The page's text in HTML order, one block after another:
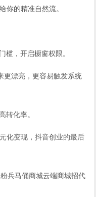
你的精准自然流。
槛，开启橱窗权限。
更漂亮，更容易触发系统
转化率。
化变现，抖音创业的最后